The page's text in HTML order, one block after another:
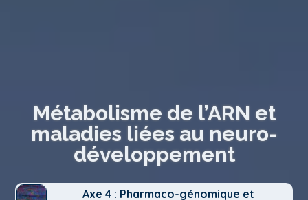
Métabolisme de l’ARN et
maladies liées au neuro-
développement
Axe 4 : Pharmaco-génomique et